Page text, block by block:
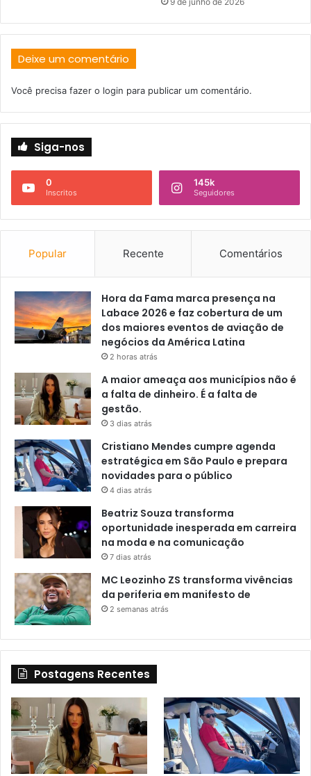
Deixe um comentário
Você precisa fazer o login para publicar um comentário.
Siga-nos
0
Inscritos
145k
Seguidores
Popular Recente Comentários
Hora da Fama marca presença na
Labace 2026 e faz cobertura de um
dos maiores eventos de aviação de
negócios da América Latina
2 horas atrás
A maior ameaça aos municípios não é
a falta de dinheiro. É a falta de
gestão.
3 dias atrás
Cristiano Mendes cumpre agenda
estratégica em São Paulo e prepara
novidades para o público
4 dias atrás
Beatriz Souza transforma
oportunidade inesperada em carreira
na moda e na comunicação
7 dias atrás
MC Leozinho ZS transforma vivências
da periferia em manifesto de
2 semanas atrás
Postagens Recentes